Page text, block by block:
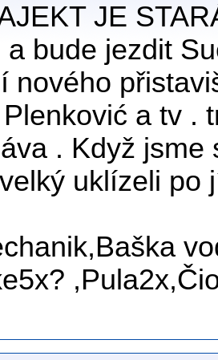
JE
a bude jezdit
nového
a tv .
. Když jsme
uklízeli po